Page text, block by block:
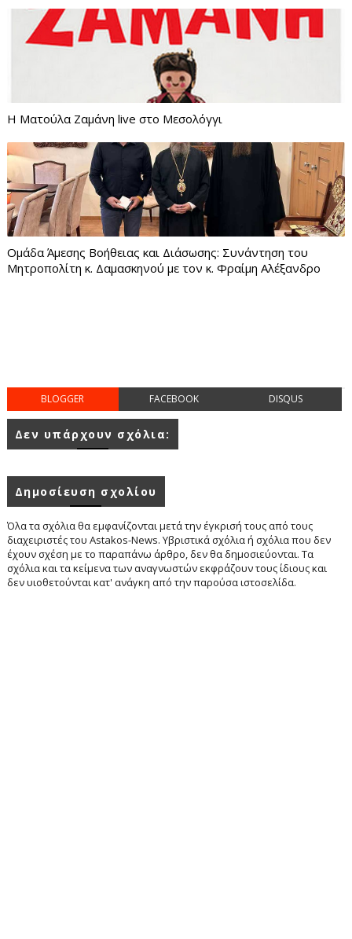
Η Ματούλα Ζαμάνη live στο Μεσολόγγι
Ομάδα Άμεσης Βοήθειας και Διάσωσης: Συνάντηση του
Μητροπολίτη κ. Δαμασκηνού με τον κ. Φραίμη Αλέξανδρο
BLOGGER FACEBOOK DISQUS
Δεν υπάρχουν σχόλια:
Δημοσίευση σχολίου
Όλα τα σχόλια θα εμφανίζονται μετά την έγκρισή τους από τους
διαχειριστές του Astakos-News. Υβριστικά σχόλια ή σχόλια που δεν
έχουν σχέση με το παραπάνω άρθρο, δεν θα δημοσιεύονται. Τα
σχόλια και τα κείμενα των αναγνωστών εκφράζουν τους ίδιους και
δεν υιοθετούνται κατ' ανάγκη από την παρούσα ιστοσελίδα.